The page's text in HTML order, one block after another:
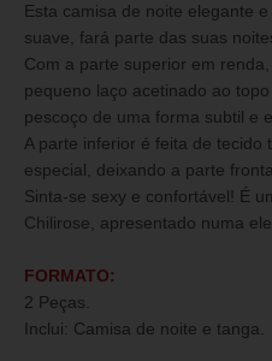
Esta camisa de noite elegante
suave, fará parte das suas
Com a parte superior em
pequeno laço acetinado ao
pescoço de uma forma subtil e
A parte inferior é feita de tecido
especial, deixando a parte
Sinta-se sexy e confortável! É
Chilirose, apresentado numa
FORMATO:
2 Peças.
Inclui: Camisa de noite e tanga.